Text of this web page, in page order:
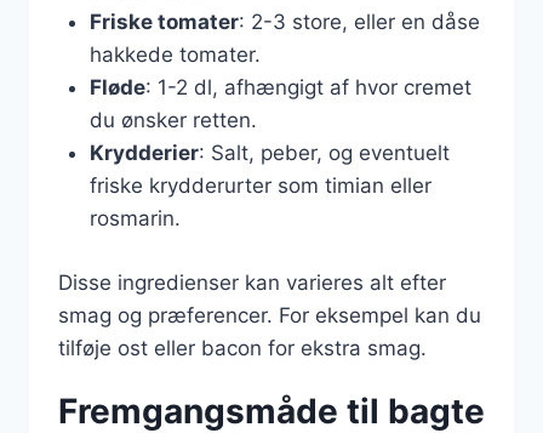
Friske tomater: 2-3 store, eller en dåse
hakkede tomater.
Fløde: 1-2 dl, afhængigt af hvor cremet
du ønsker retten.
Krydderier: Salt, peber, og eventuelt
friske krydderurter som timian eller
rosmarin.
Disse ingredienser kan varieres alt efter
smag og præferencer. For eksempel kan du
tilføje ost eller bacon for ekstra smag.
Fremgangsmåde til bagte